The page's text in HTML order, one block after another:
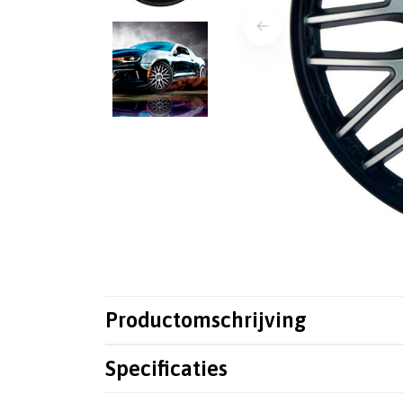
Productomschrijving
Specificaties